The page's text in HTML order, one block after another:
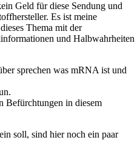
Geld für diese Sendung und
Es ist meine
Thema mit der
und Halbwahrheiten
sprechen was mRNA ist und
Befürchtungen in diesem
soll, sind hier noch ein paar